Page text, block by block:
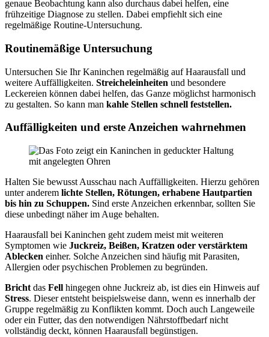
genaue Beobachtung kann also durchaus dabei helfen, eine
frühzeitige Diagnose zu stellen. Dabei empfiehlt sich eine
regelmäßige Routine-Untersuchung.
Routinemäßige Untersuchung
Untersuchen Sie Ihr Kaninchen regelmäßig auf Haarausfall und
weitere Auffälligkeiten. Streicheleinheiten und besondere
Leckereien können dabei helfen, das Ganze möglichst harmonisch
zu gestalten. So kann man kahle Stellen schnell feststellen.
Auffälligkeiten und erste Anzeichen wahrnehmen
Halten Sie bewusst Ausschau nach Auffälligkeiten. Hierzu gehören
unter anderem lichte Stellen, Rötungen, erhabene Hautpartien
bis hin zu Schuppen. Sind erste Anzeichen erkennbar, sollten Sie
diese unbedingt näher im Auge behalten.
Haarausfall bei Kaninchen geht zudem meist mit weiteren
Symptomen wie Juckreiz, Beißen, Kratzen oder verstärktem
Ablecken einher. Solche Anzeichen sind häufig mit Parasiten,
Allergien oder psychischen Problemen zu begründen.
Bricht das Fell hingegen ohne Juckreiz ab, ist dies ein Hinweis auf
Stress. Dieser entsteht beispielsweise dann, wenn es innerhalb der
Gruppe regelmäßig zu Konflikten kommt. Doch auch Langeweile
oder ein Futter, das den notwendigen Nährstoffbedarf nicht
vollständig deckt, können Haarausfall begünstigen.